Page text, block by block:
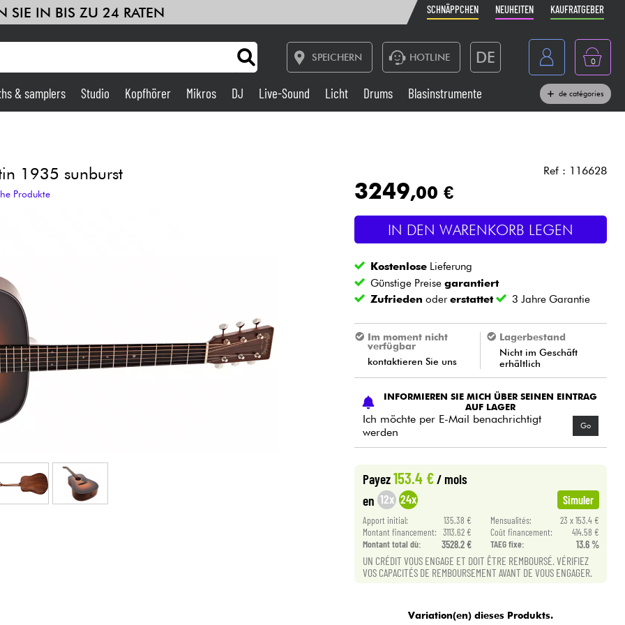
SIE IN BIS ZU 24 RATEN SCHNÄPPCHEN NEUHEITEN KAUFRATGEBER
SPEICHERN HOTLINE DE
Belgique
Nederland
0
Studio
Live-Sound
Blasinstrumente
Kabel & Zubehöre
Sehen Sie sich unsere Marken an
& samplers Studio Kopfhörer Mikros DJ Live-Sound Licht Drums Blasinstrumente de catégories
1935 sunburst
Produkte
Ref : 116628
3249,00 €
IN DEN WARENKORB LEGEN
Kostenlose Lieferung
Günstige Preisegarantiert
Zufrieden odererstattet 3 Jahre Garantie
Im moment nicht
verfügbar
kontaktieren Sie uns
Lagerbestand
Nicht im Geschäft
erhältlich
INFORMIEREN SIE MICH ÜBER SEINEN EINTRAG
AUF LAGER
Ich möchte per E-Mail benachrichtigt
werden
Go
Payez153.4 €/ mois
en 12x 24x Simuler
Apport initial: 135.38 € Mensualités:
23 x 153.4 €
Montant financement: 3113.62 € Coût financement:
414.58 €
Montant total dù:
3528.2 € TAEG fixe: 13.6 %
UN CRÉDIT VOUS ENGAGE ET DOIT ÊTRE REMBOURSÉ. VÉRIFIEZ
VOS CAPACITÉS DE REMBOURSEMENT AVANT DE VOUS ENGAGER.
Variation(en) dieses Produkts.